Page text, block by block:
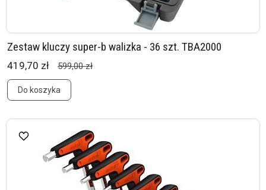
Zestaw kluczy super-b walizka - 36 szt. TBA2000
419,70 zł 599,00 zł
Do koszyka